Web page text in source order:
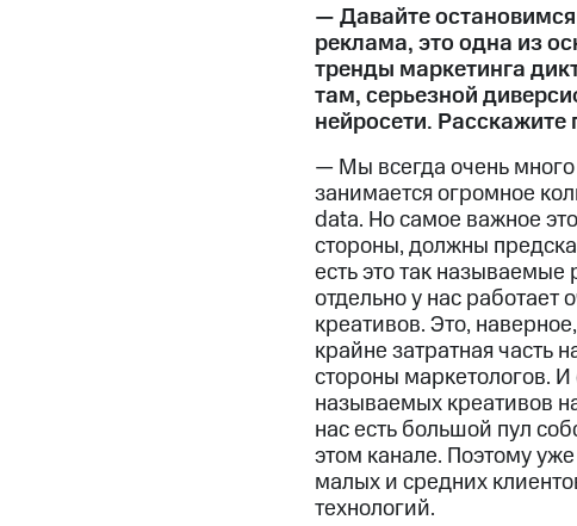
— Давайте остановимся
реклама, это одна из
тренды маркетинга
там, серьезной
нейросети. Расскажите
— Мы всегда очень
занимается огромное
data. Но самое важное
стороны, должны
есть это так
отдельно у нас
креативов. Это,
крайне затратная часть
стороны маркетологов.
называемых креативов
нас есть большой пул
этом канале. Поэтому
малых и средних
технологий.